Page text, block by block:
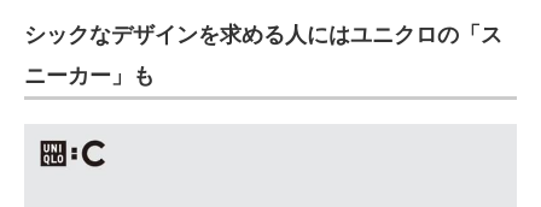
シックなデザインを求める人にはユニクロの「ス
ニーカー」も